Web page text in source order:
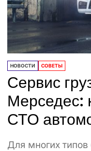
НОВОСТИ СОВЕТЫ
Сервис
Мерседес:
СТО
Для многих типов